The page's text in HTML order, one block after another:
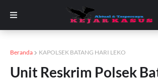
Beranda KAPOLSEK BATANG HARI LEKO
Unit Reskrim Polsek